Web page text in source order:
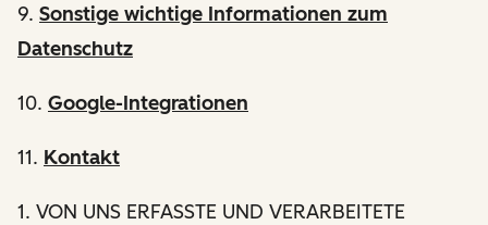
9. Sonstige wichtige Informationen zum
Datenschutz
10. Google-Integrationen
11. Kontakt
1. VON UNS ERFASSTE UND VERARBEITETE